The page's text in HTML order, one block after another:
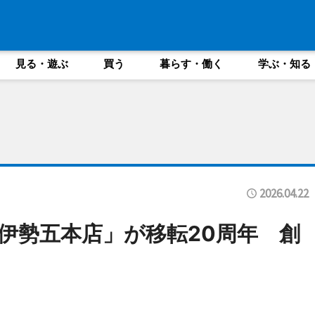
見る・遊ぶ 買う 暮らす・働く 学ぶ・知る
2026.04.22
勢五本店」が移転20周年 創